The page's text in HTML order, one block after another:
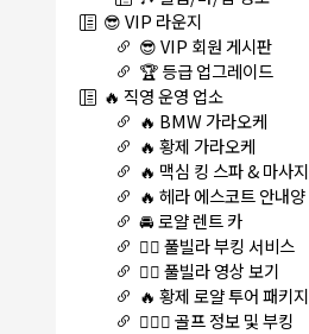
😎 VIP 라운지
😎 VIP 회원 게시판
🏆 등급 업그레이드
🔥 직영 운영 업소
🔥 BMW 가라오케
🔥 황제 가라오케
🔥 맥심 킹 스파 & 마사지
🔥 헤라 에스코트 안내양
🚘 로얄 렌트 카
🏊‍♀️ 풀빌라 부킹 서비스
🏊‍♀️ 풀빌라 영상 보기
🔥 황제 로얄 투어 패키지
🏌🏻‍♂️ 골프 정보 및 부킹